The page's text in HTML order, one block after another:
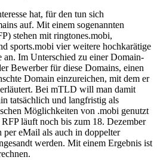
hat, für den tun sich
auf. Mit einem sogenannten
stehen mit ringtones.mobi,
sports.mobi vier weitere hochkarätige
Im Unterschied zu einer Domain-
Bewerber für diese Domains, einen
Domain einzureichen, mit dem er
Bei mTLD will man damit
tatsächlich und langfristig als
Möglichkeiten von .mobi genutzt
läuft noch bis zum 18. Dezember
per eMail als auch in doppelter
werden. Mit einem Ergebnis ist